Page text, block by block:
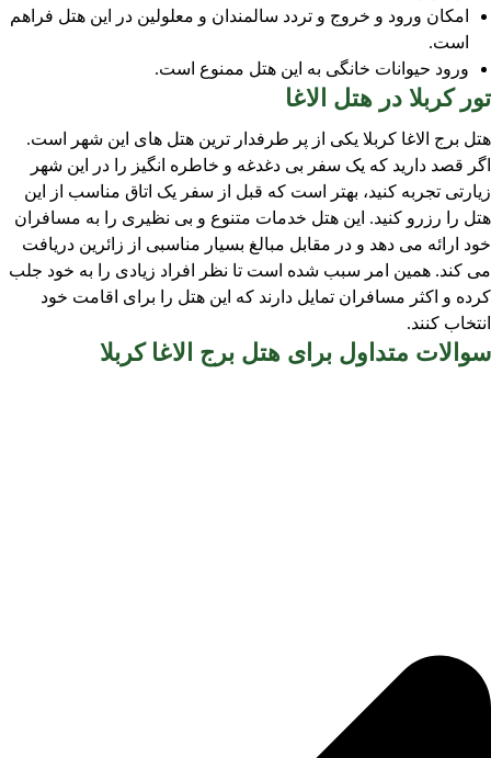
امکان ورود و خروج و تردد سالمندان و معلولین در این هتل فراهم
است.
ورود حیوانات خانگی به این هتل ممنوع است.
تور کربلا در هتل الاغا
هتل برج الاغا کربلا یکی از پر طرفدار ترین هتل های این شهر است.
اگر قصد دارید که یک سفر بی دغدغه و خاطره انگیز را در این شهر
زیارتی تجربه کنید، بهتر است که قبل از سفر یک اتاق مناسب از این
هتل را رزرو کنید. این هتل خدمات متنوع و بی نظیری را به مسافران
خود ارائه می دهد و در مقابل مبالغ بسیار مناسبی از زائرین دریافت
می کند. همین امر سبب شده است تا نظر افراد زیادی را به خود جلب
کرده و اکثر مسافران تمایل دارند که این هتل را برای اقامت خود
انتخاب کنند.
سوالات متداول برای هتل برج الاغا کربلا